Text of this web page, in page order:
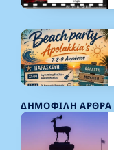
ΔΗΜΟΦΙΛΉ ΆΡΘΡΑ